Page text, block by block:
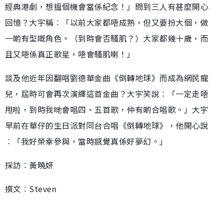
經典港劇，想搵個機會當係紀念！」問到三人有甚麼開心
回憶？大宇稱︰「以前大家都唔成熟，但又要扮大個，做
一啲有型嘅角色。（到時會否騷肌？）大家都幾十歲，而
且又唔係真正歌星，唔會騷肌喇！」
談及他近年因翻唱劉德華金曲《倒轉地球》而成為網民寵
兒，屆時可會再次演繹這首金曲？大宇笑說︰「一定走唔
甩啦，到時我哋會唱四、五首歌，仲有啲合唱歌。」大宇
早前在華仔的生日派對同台合唱《倒轉地球》，他開心說
︰「我好榮幸參與，當時感覺真係好夢幻。」
採訪︰黃曉妍
撰文︰Steven